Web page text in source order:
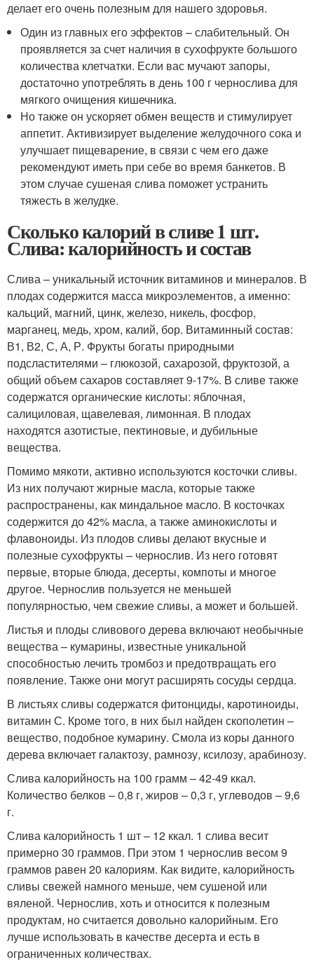
делает его очень полезным для нашего здоровья.
Один из главных его эффектов – слабительный. Он
проявляется за счет наличия в сухофрукте большого
количества клетчатки. Если вас мучают запоры,
достаточно употреблять в день 100 г чернослива для
мягкого очищения кишечника.
Но также он ускоряет обмен веществ и стимулирует
аппетит. Активизирует выделение желудочного сока и
улучшает пищеварение, в связи с чем его даже
рекомендуют иметь при себе во время банкетов. В
этом случае сушеная слива поможет устранить
тяжесть в желудке.
Сколько калорий в сливе 1 шт.
Слива: калорийность и состав
Слива – уникальный источник витаминов и минералов. В
плодах содержится масса микроэлементов, а именно:
кальций, магний, цинк, железо, никель, фосфор,
марганец, медь, хром, калий, бор. Витаминный состав:
В1, В2, С, А, Р. Фрукты богаты природными
подсластителями – глюкозой, сахарозой, фруктозой, а
общий объем сахаров составляет 9-17%. В сливе также
содержатся органические кислоты: яблочная,
салициловая, щавелевая, лимонная. В плодах
находятся азотистые, пектиновые, и дубильные
вещества.
Помимо мякоти, активно используются косточки сливы.
Из них получают жирные масла, которые также
распространены, как миндальное масло. В косточках
содержится до 42% масла, а также аминокислоты и
флавоноиды. Из плодов сливы делают вкусные и
полезные сухофрукты – чернослив. Из него готовят
первые, вторые блюда, десерты, компоты и многое
другое. Чернослив пользуется не меньшей
популярностью, чем свежие сливы, а может и большей.
Листья и плоды сливового дерева включают необычные
вещества – кумарины, известные уникальной
способностью лечить тромбоз и предотвращать его
появление. Также они могут расширять сосуды сердца.
В листьях сливы содержатся фитонциды, каротиноиды,
витамин С. Кроме того, в них был найден скополетин –
вещество, подобное кумарину. Смола из коры данного
дерева включает галактозу, рамнозу, ксилозу, арабинозу.
Слива калорийность на 100 грамм – 42-49 ккал.
Количество белков – 0,8 г, жиров – 0,3 г, углеводов – 9,6
г.
Слива калорийность 1 шт – 12 ккал. 1 слива весит
примерно 30 граммов. При этом 1 чернослив весом 9
граммов равен 20 калориям. Как видите, калорийность
сливы свежей намного меньше, чем сушеной или
вяленой. Чернослив, хоть и относится к полезным
продуктам, но считается довольно калорийным. Его
лучше использовать в качестве десерта и есть в
ограниченных количествах.